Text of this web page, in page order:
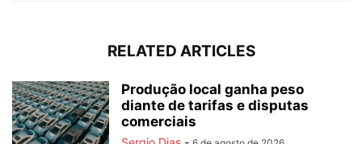
RELATED ARTICLES
Produção local ganha peso
diante de tarifas e disputas
comerciais